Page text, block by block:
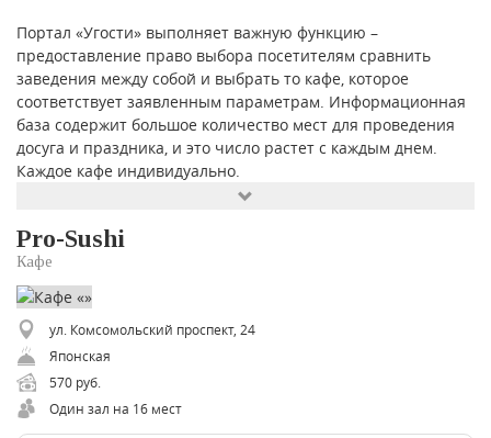
Портал «Угости» выполняет важную функцию –
предоставление право выбора посетителям сравнить
заведения между собой и выбрать то кафе, которое
соответствует заявленным параметрам. Информационная
база содержит большое количество мест для проведения
досуга и праздника, и это число растет с каждым днем.
Каждое кафе индивидуально.
Pro-Sushi
Кафе
ул. Комсомольский проспект, 24
Японская
570 руб.
Один зал на 16 мест